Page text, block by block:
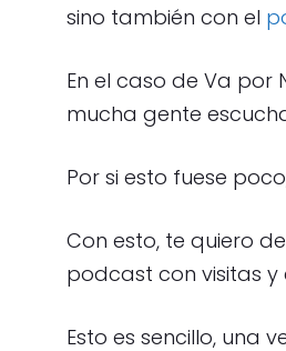
sino también con el
En el caso de Va por
mucha gente
Por si esto fuese
Con esto, te quiero
podcast con visitas
Esto es sencillo, una